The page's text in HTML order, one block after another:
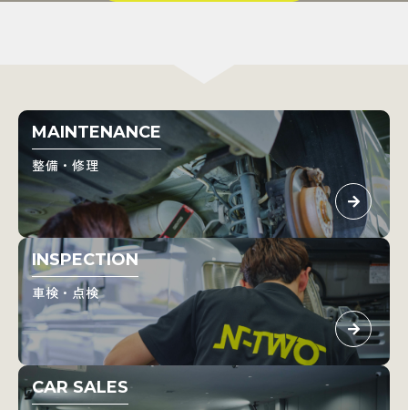
MAINTENANCE
整備・修理
INSPECTION
車検・点検
CAR SALES